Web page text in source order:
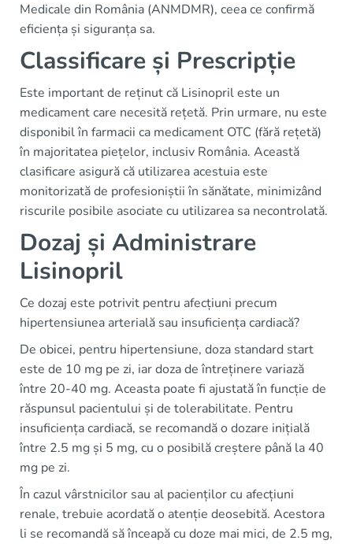
Medicale din România (ANMDMR), ceea ce confirmă
eficiența și siguranța sa.
Classificare și Prescripție
Este important de reținut că Lisinopril este un
medicament care necesită rețetă. Prin urmare, nu este
disponibil în farmacii ca medicament OTC (fără rețetă)
în majoritatea piețelor, inclusiv România. Această
clasificare asigură că utilizarea acestuia este
monitorizată de profesioniștii în sănătate, minimizând
riscurile posibile asociate cu utilizarea sa necontrolată.
Dozaj și Administrare
Lisinopril
Ce dozaj este potrivit pentru afecțiuni precum
hipertensiunea arterială sau insuficiența cardiacă?
De obicei, pentru hipertensiune, doza standard start
este de 10 mg pe zi, iar doza de întreținere variază
între 20-40 mg. Aceasta poate fi ajustată în funcție de
răspunsul pacientului și de tolerabilitate. Pentru
insuficiența cardiacă, se recomandă o dozare inițială
între 2.5 mg și 5 mg, cu o posibilă creștere până la 40
mg pe zi.
În cazul vârstnicilor sau al pacienților cu afecțiuni
renale, trebuie acordată o atenție deosebită. Acestora
li se recomandă să înceapă cu doze mai mici, de 2.5 mg,